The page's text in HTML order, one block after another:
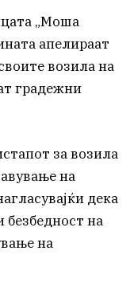
„Моша
апелираат
возила на
градежни
за возила
на
дека
безбедност на
на